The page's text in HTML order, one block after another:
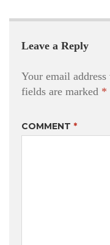
Leave a Reply
Your email
fields are marked *
COMMENT *